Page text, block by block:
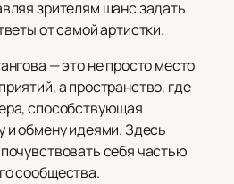
зрителям шанс задать
от самой артистки.
— это не просто место
а пространство, где
способствующая
и обмену идеями. Здесь
себя частью
сообщества.